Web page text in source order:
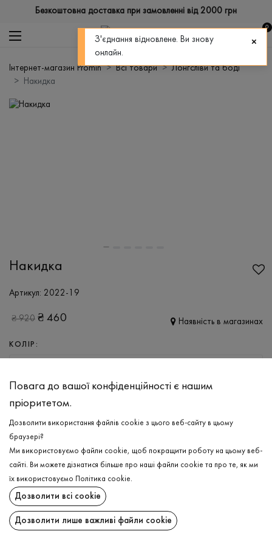
Безкоштовна доставка при замовленні від 2000 грн
0
Інтернет-магазин Promin Всі товари
Лонгсліви та боді
Накидка
Накидка
Артикул: 2022-19
₴920 ₴ 460 Наявність в магазинах
КОЛІР:
ДОДАТИ ДО КОШИКА
ОБЕРІТЬ РОЗМІР
Накидка
ДОДАТИ ДО КОШИКА
ОПИС
Повага до вашої конфіденційності є нашим
пріоритетом.
Дозволити використання файлів cookie з цього веб-сайту в цьому
браузері?
Ми використовуємо файли cookie, щоб покращити роботу на цьому веб-
сайті. Ви можете дізнатися більше про наші файли cookie та про те, як ми
їх використовуємо
Політика cookie.
Дозволити всі cookie
Дозволити лише важливі файли cookie
З'єднання відновлене. Ви знову
онлайн.